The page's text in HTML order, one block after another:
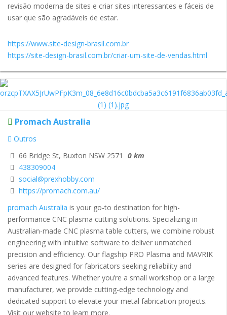
revisão moderna de sites e criar sites interessantes e fáceis de
usar que são agradáveis de estar.
https://www.site-design-brasil.com.br
https://site-design-brasil.com.br/criar-um-site-de-vendas.html
Promach Australia
Outros
66 Bridge St, Buxton NSW 2571
0 km
438309004
social@prexhobby.com
https://promach.com.au/
promach Australia is your go-to destination for high-
performance CNC plasma cutting solutions. Specializing in
Australian-made CNC plasma table cutters, we combine robust
engineering with intuitive software to deliver unmatched
precision and efficiency. Our flagship PRO Plasma and MAVRIK
series are designed for fabricators seeking reliability and
advanced features. Whether you’re a small workshop or a large
manufacturer, we provide cutting-edge technology and
dedicated support to elevate your metal fabrication projects.
Visit our website to learn more.